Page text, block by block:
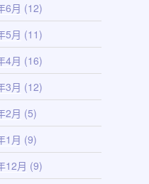
6月 (12)
5月 (11)
4月 (16)
3月 (12)
2月 (5)
1月 (9)
12月 (9)